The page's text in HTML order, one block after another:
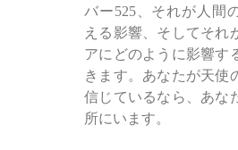
バー525、それが人間
える影響、そしてそれ
アにどのように影響す
きます。あなたが天使
信じているなら、あな
所にいます。